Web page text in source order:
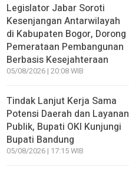
Legislator Jabar Soroti
Kesenjangan Antarwilayah
di Kabupaten Bogor, Dorong
Pemerataan Pembangunan
Berbasis Kesejahteraan
05/08/2026 | 20:08 WIB
Tindak Lanjut Kerja Sama
Potensi Daerah dan Layanan
Publik, Bupati OKI Kunjungi
Bupati Bandung
05/08/2026 | 17:15 WIB